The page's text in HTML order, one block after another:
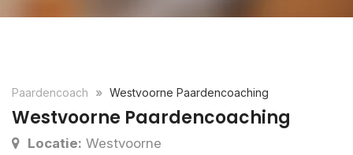
Paardencoach Westvoorne Paardencoaching
Westvoorne Paardencoaching
Locatie: Westvoorne